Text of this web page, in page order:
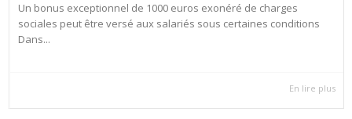
Un bonus exceptionnel de 1000 euros exonéré de charges
sociales peut être versé aux salariés sous certaines conditions
Dans...
En lire plus